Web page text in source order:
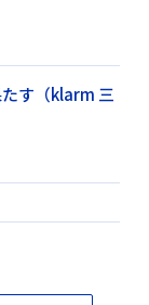
す（klarm 三